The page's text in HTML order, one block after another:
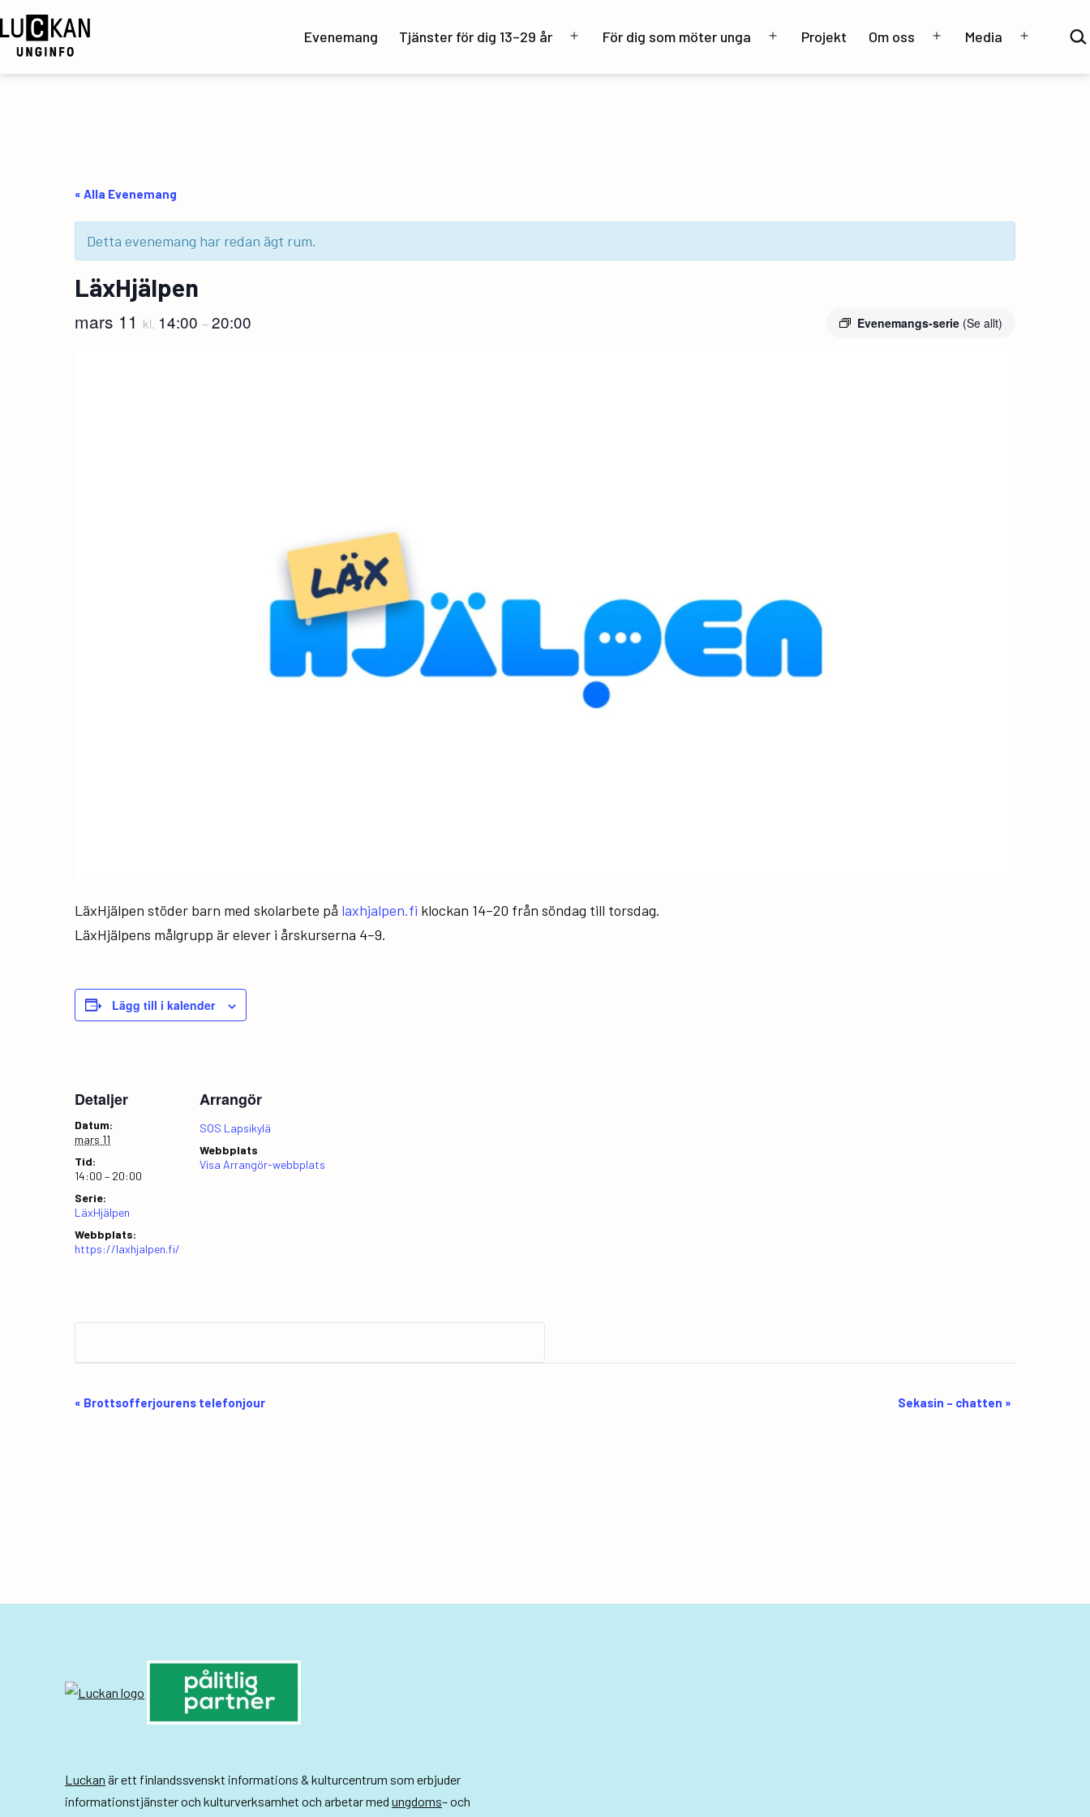
Hoppa
till
innehåll
UngInfo
Evenemang Tjänster för dig 13–29 år
ÖppnaFör dig som möter unga
ÖppnaProjekt Om oss
ÖppnaMedia
Öppna
Sök
…
« Alla Evenemang
Detta evenemang har redan ägt rum.
LäxHjälpen
Evenemangs-serie (Se allt)
mars 11 kl. 14:00 –20:00
LäxHjälpen stöder barn med skolarbete på laxhjalpen.fi klockan 14–20 från söndag till torsdag.
LäxHjälpens målgrupp är elever i årskurserna 4–9.
Lägg till i kalender
Detaljer
Datum:
mars 11
Tid:
14:00 – 20:00
Serie:
LäxHjälpen
Webbplats:
https://laxhjalpen.fi/
Arrangör
SOS Lapsikylä
Webbplats
Visa Arrangör-webbplats
E
-
v
i
« Brottsofferjourens telefonjour Sekasin – chatten »
Luckan är ett finlandssvenskt informations & kulturcentrum som erbjuder
informationstjänster och kulturverksamhet och arbetar med ungdoms– och